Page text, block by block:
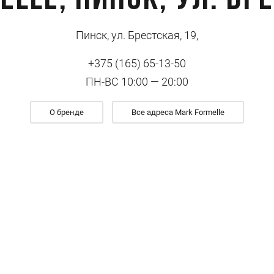
Пинск, ул. Брестская, 19,
+375 (165) 65-13-50
ПН-ВС 10:00 — 20:00
О бренде Все адреса Mark Formelle